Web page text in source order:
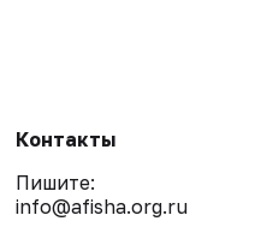
Контакты
Пишите:
info@afisha.org.ru